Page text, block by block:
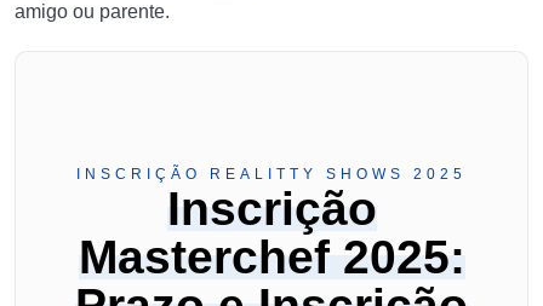
amigo ou parente.
INSCRIÇÃO REALITTY SHOWS 2025
Inscrição
Masterchef 2025: